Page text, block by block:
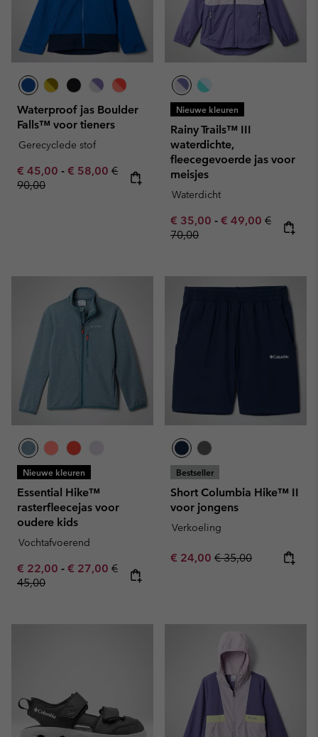
Waterproof jas Boulder
Falls™ voor tieners
Gerecyclede stof
Minimum sale price:
€ 45,00 - Maximum sale price:
€ 58,00 Regular price:
€
90,00
Nieuwe kleuren
Rainy Trails™ III
waterdichte,
fleecegevoerde jas voor
meisjes
Waterdicht
Minimum sale price:
€ 35,00 - Maximum sale
€ 49,00 Regular
€
70,00
Nieuwe kleuren
Essential Hike™
rasterfleecejas voor
oudere kids
Vochtafvoerend
Minimum sale price:
€ 22,00 - Maximum sale price:
€ 27,00 Regular price:
€
45,00
Bestseller
Short Columbia Hike™ II
voor jongens
Verkoeling
Sale price:
€ 24,00 Regular price:
€ 35,00